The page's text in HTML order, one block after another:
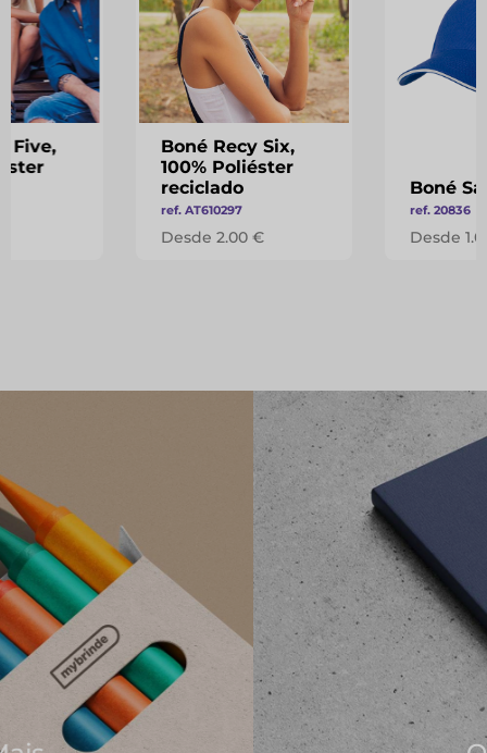
Five,
Boné Recy Six,
100% Poliéster
reciclado
ref. AT610297
Desde 2.00 €
Boné
ref. 20836
Desde